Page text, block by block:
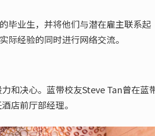
毕业生，并将他们与潜在雇主联系起
经验的同时进行网络交流。
和决心。蓝带校友Steve Tan曾在蓝
店前厅部经理。